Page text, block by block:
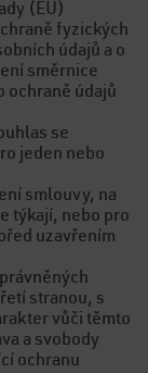
(EU)
fyzických
údajů a o
směrnice
ochraně údajů
se
jeden nebo
smlouvy, na
týkají, nebo pro
uzavřením
stranou, s
vůči těmto
a svobody
ochranu